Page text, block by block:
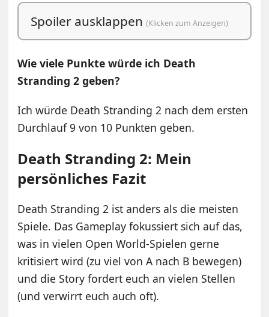
Spoiler ausklappen(Klicken zum Anzeigen)
Wie viele Punkte würde ich Death
Stranding 2 geben?
Ich würde Death Stranding 2 nach dem ersten
Durchlauf 9 von 10 Punkten geben.
Death Stranding 2: Mein
persönliches Fazit
Death Stranding 2 ist anders als die meisten
Spiele. Das Gameplay fokussiert sich auf das,
was in vielen Open World-Spielen gerne
kritisiert wird (zu viel von A nach B bewegen)
und die Story fordert euch an vielen Stellen
(und verwirrt euch auch oft).